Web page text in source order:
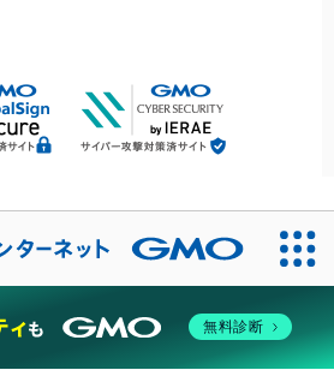
無料診断